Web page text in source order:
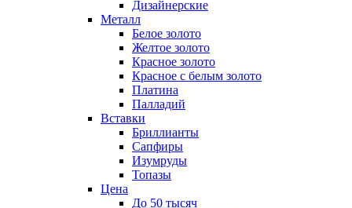
Дизайнерские
Металл
Белое золото
Желтое золото
Красное золото
Красное с белым золото
Платина
Палладий
Вставки
Бриллианты
Сапфиры
Изумруды
Топазы
Цена
До 50 тысяч